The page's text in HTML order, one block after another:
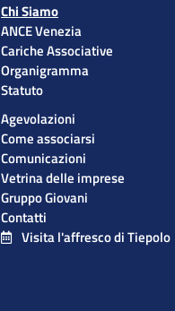
Chi Siamo
ANCE Venezia
Cariche Associative
Organigramma
Statuto
Agevolazioni
Come associarsi
Comunicazioni
Vetrina delle imprese
Gruppo Giovani
Contatti
Visita l'affresco di Tiepolo